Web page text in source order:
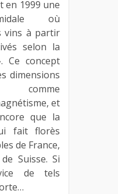
en 1999 une
où
vins à partir
selon la
Ce concept
dimensions
comme
et
que la
fait florès
de France,
Suisse. Si
de tels